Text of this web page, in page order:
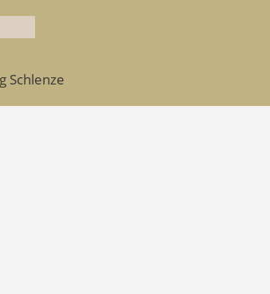
Schlenze